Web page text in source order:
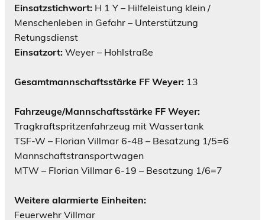
Einsatzstichwort: H 1 Y – Hilfeleistung klein /
Menschenleben in Gefahr – Unterstützung
Retungsdienst
Einsatzort: Weyer – Hohlstraße
Gesamtmannschaftsstärke FF Weyer: 13
Fahrzeuge/Mannschaftsstärke FF Weyer:
Tragkraftspritzenfahrzeug mit Wassertank
TSF-W – Florian Villmar 6-48 – Besatzung 1/5=6
Mannschaftstransportwagen
MTW – Florian Villmar 6-19 – Besatzung 1/6=7
Weitere alarmierte Einheiten:
Feuerwehr Villmar